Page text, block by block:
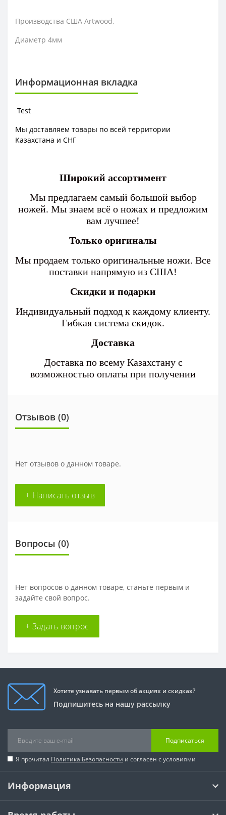
Производства США Artwood,
Диаметр 4мм
Информационная вкладка
Test
Мы доставляем товары по всей территории
Казахстана и СНГ
Широкий ассортимент
Мы предлагаем самый большой выбор
ножей. Мы знаем всё о ножах и предложим
вам лучшее!
Только оригиналы
Мы продаем только оригинальные ножи. Все
поставки напрямую из США!
Скидки и подарки
Индивидуальный подход к каждому клиенту.
Гибкая система скидок.
Доставка
Доставка по всему Казахстану с
возможностью оплаты при получении
Отзывов (0)
Нет отзывов о данном товаре.
+ Написать отзыв
Вопросы (0)
Нет вопросов о данном товаре, станьте первым и
задайте свой вопрос.
+ Задать вопрос
Хотите узнавать первым об акциях и скидках?
Подпишитесь на нашу рассылку
Подписаться
Я прочитал Политика Безопасности и согласен с условиями
Информация